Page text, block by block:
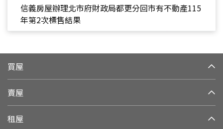
信義房屋辦理北市府財政局都更分回市有不動產115
年第2次標售結果
買屋
賣屋
租屋